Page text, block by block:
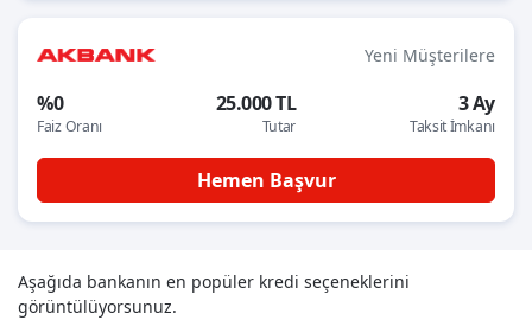
Yeni Müşterilere
%0
Faiz Oranı
25.000 TL
Tutar
3 Ay
Taksit İmkanı
Hemen Başvur
Aşağıda bankanın en popüler kredi seçeneklerini
görüntülüyorsunuz.